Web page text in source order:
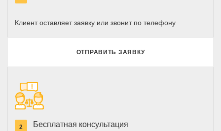
Клиент оставляет заявку или звонит по телефону
ОТПРАВИТЬ ЗАЯВКУ
2 Бесплатная консультация